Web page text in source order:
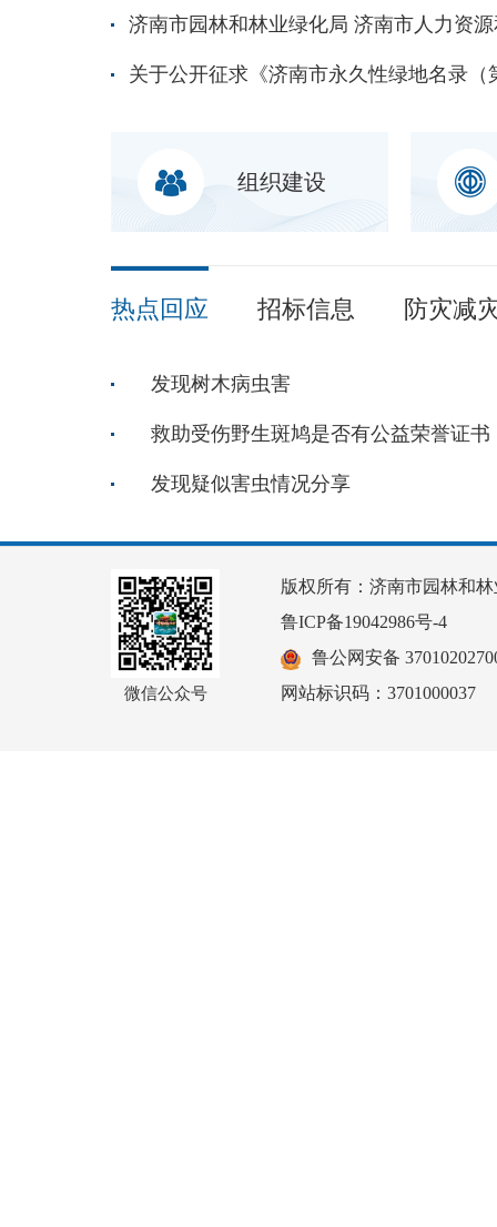
组织建设
热点回应 招标信息 防灾减
发现树木病虫害
救助受伤野生斑鸠是否有公益荣誉证书
发现疑似害虫情况分享
微信公众号
版权所有：济南市园林和
鲁ICP备19042986号-4
鲁公网安备
网站标识码：3701000037